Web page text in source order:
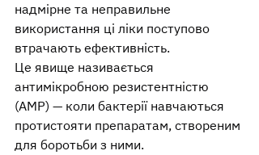
надмірне та неправильне
використання ці ліки поступово
втрачають ефективність.
Це явище називається
антимікробною резистентністю
(АМР) — коли бактерії навчаються
протистояти препаратам, створеним
для боротьби з ними.